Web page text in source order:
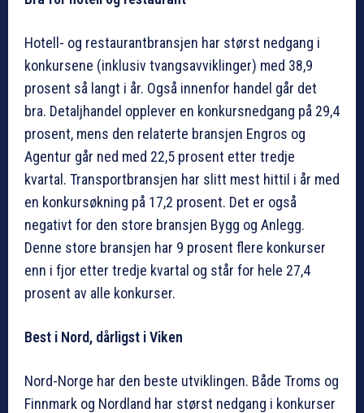
Hotell- og restaurantbransjen har størst nedgang i
konkursene (inklusiv tvangsavviklinger) med 38,9
prosent så langt i år. Også innenfor handel går det
bra. Detaljhandel opplever en konkursnedgang på 29,4
prosent, mens den relaterte bransjen Engros og
Agentur går ned med 22,5 prosent etter tredje
kvartal. Transportbransjen har slitt mest hittil i år med
en konkursøkning på 17,2 prosent. Det er også
negativt for den store bransjen Bygg og Anlegg.
Denne store bransjen har 9 prosent flere konkurser
enn i fjor etter tredje kvartal og står for hele 27,4
prosent av alle konkurser.
Best i Nord, dårligst i Viken
Nord-Norge har den beste utviklingen. Både Troms og
Finnmark og Nordland har størst nedgang i konkurser